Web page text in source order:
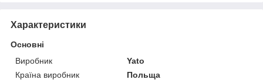
Характеристики
Основні
Виробник
Yato
Країна виробник
Польща